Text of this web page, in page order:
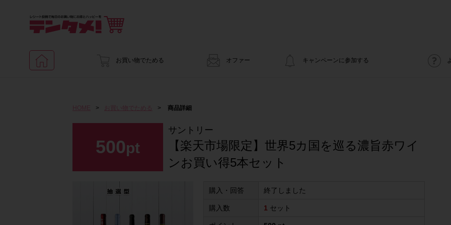
お買い物でためる オファー キャンペーンに参加する
HOME > お買い物でためる > 商品詳細
500pt
サントリー
【楽天市場限定】世界5カ国を巡る濃旨赤ワイ
ンお買い得5本セット
購入・回答 終了しました
購入数 1 セット